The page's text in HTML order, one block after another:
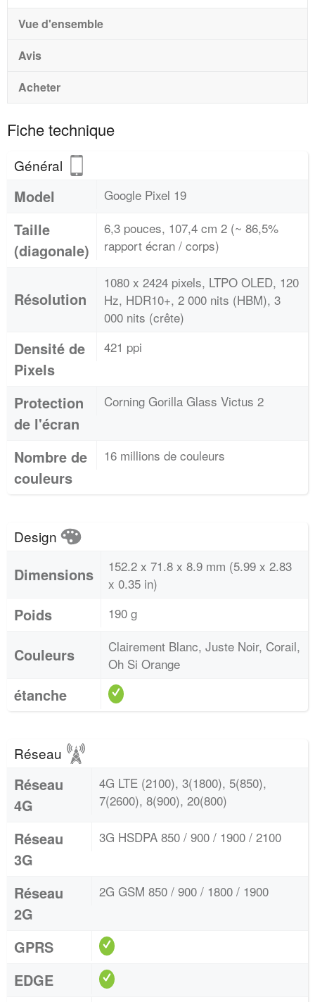
Vue d'ensemble
Avis
Acheter
Fiche technique
Général
Model Google Pixel 19
Taille
(diagonale)
6,3 pouces, 107,4 cm 2 (~ 86,5%
rapport écran / corps)
Résolution
1080 x 2424 pixels, LTPO OLED, 120
Hz, HDR10+, 2 000 nits (HBM), 3
000 nits (crête)
Densité de
Pixels
421 ppi
Protection
de l'écran
Corning Gorilla Glass Victus 2
Nombre de
couleurs
16 millions de couleurs
Design
Dimensions
152.2 x 71.8 x 8.9 mm (5.99 x 2.83
x 0.35 in)
Poids 190 g
Couleurs
Clairement Blanc, Juste Noir, Corail,
Oh Si Orange
étanche
Réseau
Réseau
4G
4G LTE (2100), 3(1800), 5(850),
7(2600), 8(900), 20(800)
Réseau
3G
3G HSDPA 850 / 900 / 1900 / 2100
Réseau
2G
2G GSM 850 / 900 / 1800 / 1900
GPRS
EDGE